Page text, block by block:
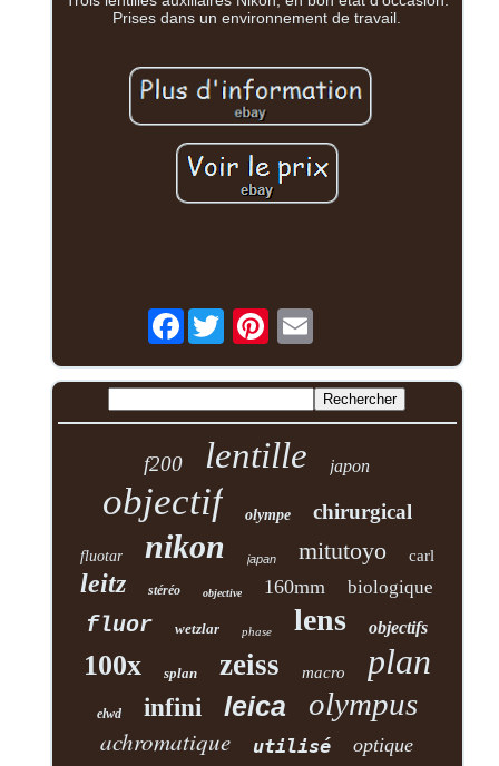
Prises dans un environnement de travail.
Facebook
f200 lentille japon
objectif olympe chirurgical
fluotar nikon japan mitutoyo carl
leitz stéréo objective 160mm biologique
fluor wetzlar phase lens objectifs
100x splan zeiss macro plan
elwd infini leica olympus
achromatique utilisé optique